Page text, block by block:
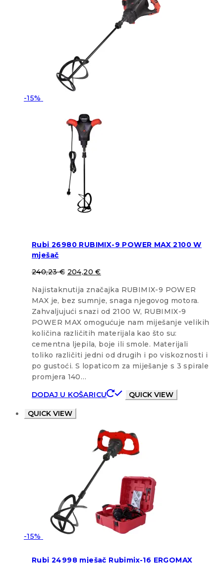
-15%
Rubi 26980 RUBIMIX-9 POWER MAX 2100 W
mješač
240,23€ 204,20€
Najistaknutija značajka RUBIMIX-9 POWER
MAX je, bez sumnje, snaga njegovog motora.
Zahvaljujući snazi od 2100 W, RUBIMIX-9
POWER MAX omogućuje nam miješanje velikih
količina različitih materijala kao što su:
cementna ljepila, boje ili smole. Materijali
toliko različiti jedni od drugih i po viskoznosti i
po gustoći. S lopaticom za miješanje s 3 spirale
promjera 140…
DODAJ U KOŠARICU
QUICK VIEW
QUICK VIEW
-15%
Rubi 24998 mješač Rubimix-16 ERGOMAX